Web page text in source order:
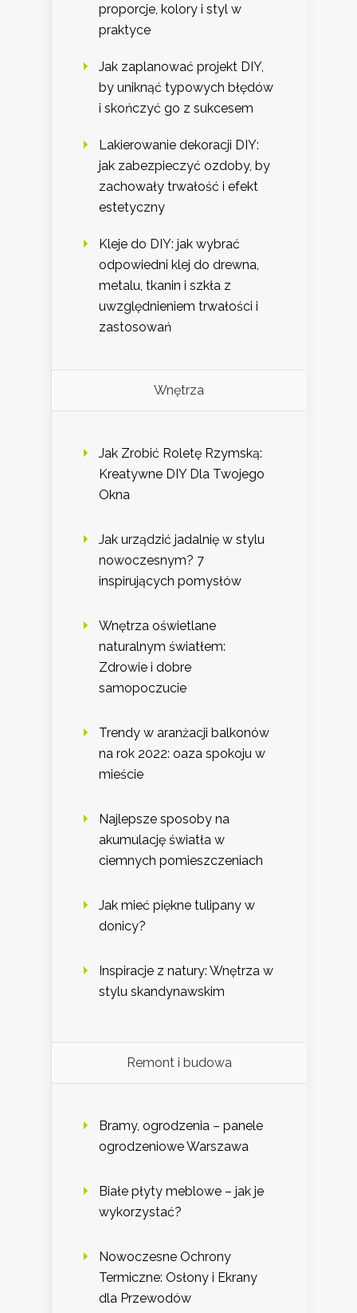
proporcje, kolory i styl w
praktyce
Jak zaplanować projekt DIY,
by uniknąć typowych błędów
i skończyć go z sukcesem
Lakierowanie dekoracji DIY:
jak zabezpieczyć ozdoby, by
zachowały trwałość i efekt
estetyczny
Kleje do DIY: jak wybrać
odpowiedni klej do drewna,
metalu, tkanin i szkła z
uwzględnieniem trwałości i
zastosowań
Wnętrza
Jak Zrobić Roletę Rzymską:
Kreatywne DIY Dla Twojego
Okna
Jak urządzić jadalnię w stylu
nowoczesnym? 7
inspirujących pomysłów
Wnętrza oświetlane
naturalnym światłem:
Zdrowie i dobre
samopoczucie
Trendy w aranżacji balkonów
na rok 2022: oaza spokoju w
mieście
Najlepsze sposoby na
akumulację światła w
ciemnych pomieszczeniach
Jak mieć piękne tulipany w
donicy?
Inspiracje z natury: Wnętrza w
stylu skandynawskim
Remont i budowa
Bramy, ogrodzenia – panele
ogrodzeniowe Warszawa
Białe płyty meblowe – jak je
wykorzystać?
Nowoczesne Ochrony
Termiczne: Osłony i Ekrany
dla Przewodów